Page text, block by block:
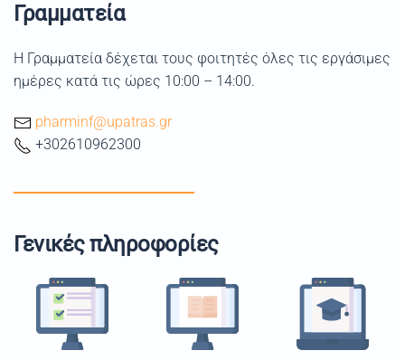
Γραμματεία
Η Γραμματεία δέχεται τους φοιτητές όλες τις εργάσιμες
ημέρες κατά τις ώρες 10:00 – 14:00.
pharminf@upatras.gr
+302610962300
Γενικές πληροφορίες